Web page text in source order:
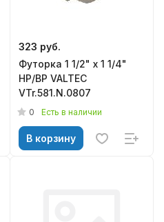
323 руб.
Футорка 1 1/2" х 1 1/4"
НР/ВР VALTEC
VTr.581.N.0807
0 Есть в наличии
В корзину